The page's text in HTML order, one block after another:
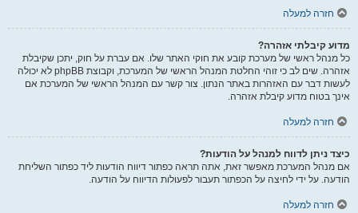
חזרה למעלה
מדוע קיבלתי אזהרה?
כל מנהל ראשי של מערכת קובע את חוקי האתר שלו. אם עברת על חוק, יתכן שקיבלת
אזהרה. שים לב כי זוהי החלטת המנהל הראשי של המערכת, וקבוצת phpBB לא יכולה
לעשות דבר עם האזהרות באתר הנתון. צור קשר עם המנהל הראשי של המערכת אם
אינך בטוח מדוע קיבלת אזהרה.
חזרה למעלה
כיצד ניתן לדווח למנהל על הודעות?
אם מנהל המערכת מאפשר זאת, אתה תראה כפתור דיווח הודעות ליד כפתור השליחת
הודעה. על ידי לחיצה על הכפתור תעבור לפעולות הדיווח על הודעה.
חזרה למעלה